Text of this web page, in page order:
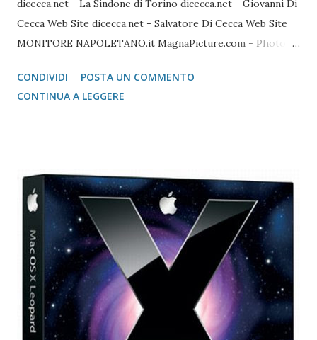
dicecca.net - La Sindone di Torino dicecca.net - Giovanni Di
Cecca Web Site dicecca.net - Salvatore Di Cecca Web Site
MONITORE NAPOLETANO.it MagnaPicture.com - Photo
Mozilla FireFox / Thunderbird / FileZilla Portable FireFox
Download localizzati FireFox Portable - Pagina download
copia gratuita per 1 anno Adobe Reader Get Adobe Acrobat
e Adobe Reader Cartella tutte le versioni Adobe Reader da
scaricare offline Microsoft 365 Accedere ad area riservata
Microsoft 365 Scarica Office (365 o versione unica) dal Sito
Microsoft Windows 365 VideoLAN VLC Video Player Pagina
di Download di VLC Pix Resizer for Windows Pagina
dell'autore del progr...
CONDIVIDI
POSTA UN COMMENTO
CONTINUA A LEGGERE